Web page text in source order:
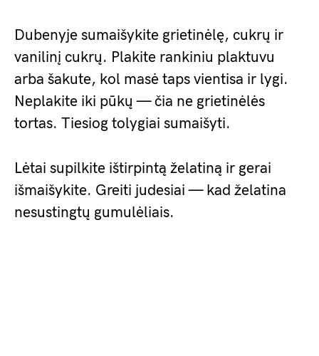
Dubenyje sumaišykite grietinėlę, cukrų ir
vanilinį cukrų. Plakite rankiniu plaktuvu
arba šakute, kol masė taps vientisa ir lygi.
Neplakite iki pūkų — čia ne grietinėlės
tortas. Tiesiog tolygiai sumaišyti.
Lėtai supilkite ištirpintą želatiną ir gerai
išmaišykite. Greiti judesiai — kad želatina
nesustingtų gumulėliais.